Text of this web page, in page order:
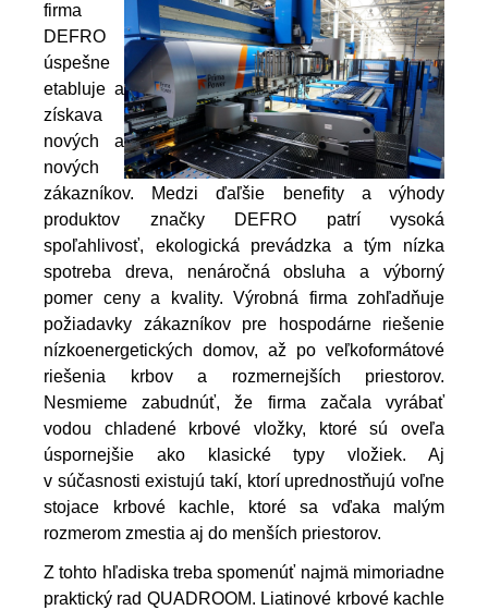
firma
DEFRO
úspešne
etabluje a
získava
nových a
nových
zákazníkov. Medzi ďaľšie benefity a výhody
produktov značky DEFRO patrí vysoká
spoľahlivosť, ekologická prevádzka a tým nízka
spotreba dreva, nenáročná obsluha a výborný
pomer ceny a kvality. Výrobná firma zohľadňuje
požiadavky zákazníkov pre hospodárne riešenie
nízkoenergetických domov, až po veľkoformátové
riešenia krbov a rozmernejších priestorov.
Nesmieme zabudnúť, že firma začala vyrábať
vodou chladené krbové vložky, ktoré sú oveľa
úspornejšie ako klasické typy vložiek. Aj
v súčasnosti existujú takí, ktorí uprednostňujú voľne
stojace krbové kachle, ktoré sa vďaka malým
rozmerom zmestia aj do menších priestorov.
Z tohto hľadiska treba spomenúť najmä mimoriadne
praktický rad QUADROOM. Liatinové krbové kachle